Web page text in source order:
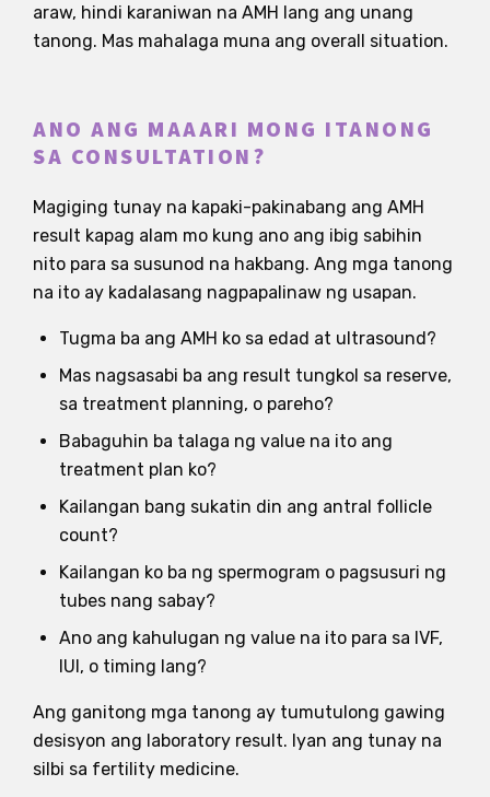
araw, hindi karaniwan na AMH lang ang unang
tanong. Mas mahalaga muna ang overall situation.
ANO ANG MAAARI MONG ITANONG
SA CONSULTATION?
Magiging tunay na kapaki-pakinabang ang AMH
result kapag alam mo kung ano ang ibig sabihin
nito para sa susunod na hakbang. Ang mga tanong
na ito ay kadalasang nagpapalinaw ng usapan.
Tugma ba ang AMH ko sa edad at ultrasound?
Mas nagsasabi ba ang result tungkol sa reserve,
sa treatment planning, o pareho?
Babaguhin ba talaga ng value na ito ang
treatment plan ko?
Kailangan bang sukatin din ang antral follicle
count?
Kailangan ko ba ng spermogram o pagsusuri ng
tubes nang sabay?
Ano ang kahulugan ng value na ito para sa IVF,
IUI, o timing lang?
Ang ganitong mga tanong ay tumutulong gawing
desisyon ang laboratory result. Iyan ang tunay na
silbi sa fertility medicine.